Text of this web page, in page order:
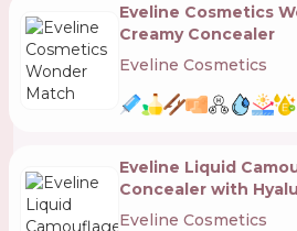
Eveline Cosmetics
Creamy Concealer
Eveline Cosmetics
Eveline Liquid
Concealer with
Eveline Cosmetics